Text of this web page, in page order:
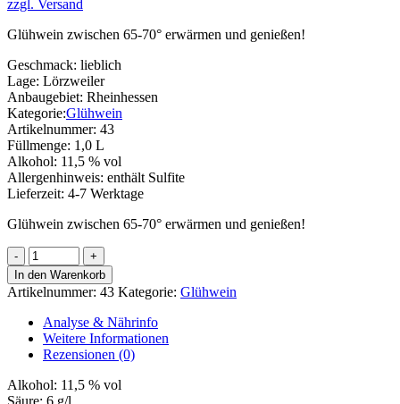
zzgl. Versand
Glühwein zwischen 65-70° erwärmen und genießen!
Geschmack: lieblich
Lage: Lörzweiler
Anbaugebiet: Rheinhessen
Kategorie:Glühwein
Artikelnummer: 43
Füllmenge: 1,0 L
Alkohol: 11,5 % vol
Allergenhinweis: enthält Sulfite
Lieferzeit: 4-7 Werktage
Glühwein zwischen 65-70° erwärmen und genießen!
Lörzweiler
Glühwein
Menge
In den Warenkorb
Artikelnummer: 43 Kategorie: Glühwein
Analyse & Nährinfo
Weitere Informationen
Rezensionen (0)
Alkohol: 11,5 % vol